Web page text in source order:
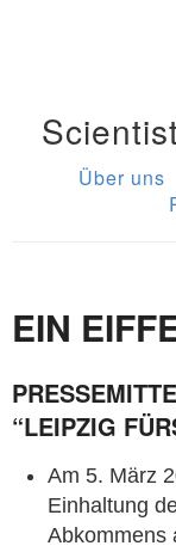
Über uns
EIN
“LEIPZIG
Am 5. März
Einhaltung
Abkommens